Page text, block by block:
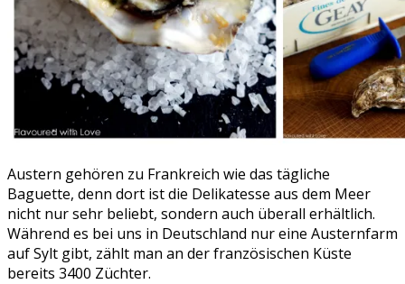
Austern gehören zu Frankreich wie das tägliche
Baguette, denn dort ist die Delikatesse aus dem Meer
nicht nur sehr beliebt, sondern auch überall erhältlich.
Während es bei uns in Deutschland nur eine Austernfarm
auf Sylt gibt, zählt man an der französischen Küste
bereits 3400 Züchter.